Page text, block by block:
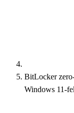
BitLocker
Windows 11-